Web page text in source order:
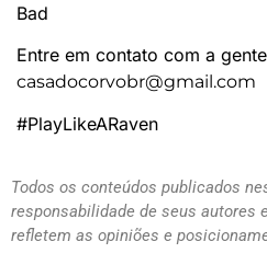
Bad
Entre em contato com a
casadocorvobr@gmail.com
#PlayLikeARaven
Todos os conteúdos publicados
responsabilidade de seus autores
refletem as opiniões e